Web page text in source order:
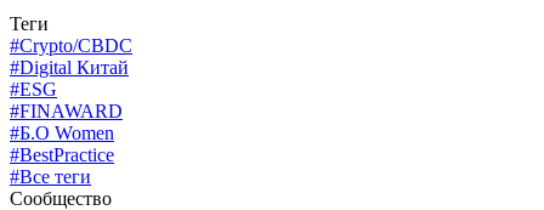
Теги
#Crypto/CBDC
#Digital Китай
#ESG
#FINAWARD
#Б.О Women
#BestPractice
#Все теги
Сообщество